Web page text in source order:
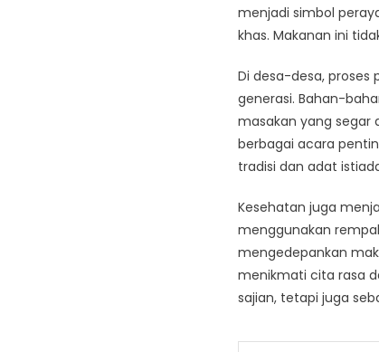
menjadi simbol
khas. Makanan ini
Di desa-desa, proses
generasi. Bahan-
masakan yang segar
berbagai acara
tradisi dan adat
Kesehatan juga
menggunakan
mengedepankan
menikmati cita rasa
sajian, tetapi juga